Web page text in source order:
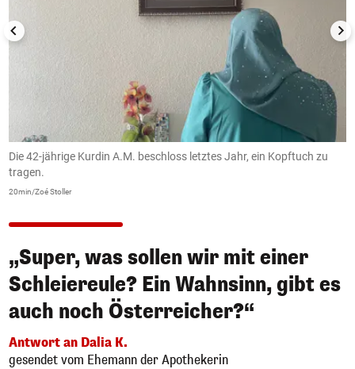
Die 42-jährige Kurdin A.M. beschloss letztes Jahr, ein Kopftuch zu
tragen.
20min/Zoé Stoller
„Super, was sollen wir mit einer
Schleiereule? Ein Wahnsinn, gibt es
auch noch Österreicher?“
Antwort an Dalia K.
gesendet vom Ehemann der Apothekerin